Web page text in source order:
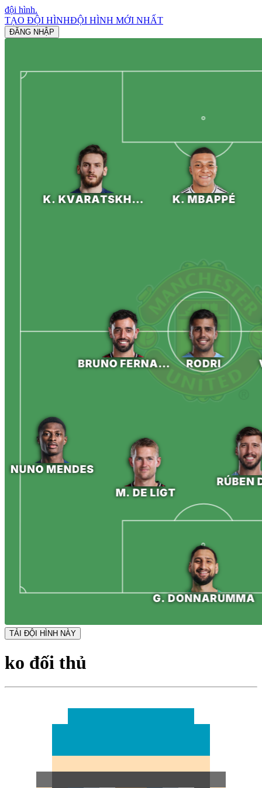
đội hình.
TẠO ĐỘI HÌNHĐỘI HÌNH MỚI NHẤT
ĐĂNG NHẬP
TẢI ĐỘI HÌNH NÀY
ko đối thủ